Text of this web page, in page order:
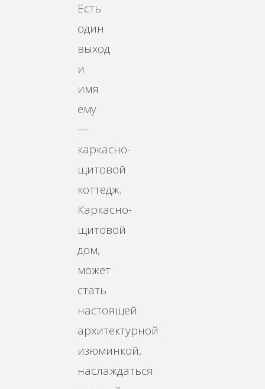
Есть
один
выход
и
имя
ему
—
каркасно-
щитовой
коттедж.
Каркасно-
щитовой
дом,
может
стать
настоящей
архитектурной
изюминкой,
наслаждаться